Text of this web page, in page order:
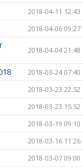
2018-04-11 12:43
2018-04-06 09:27
2018-04-04 21:48
2018-03-24 07:40
2018-03-23 22:52
2018-03-23 15:52
2018-03-19 09:10
2018-03-16 11:26
2018-03-07 09:00